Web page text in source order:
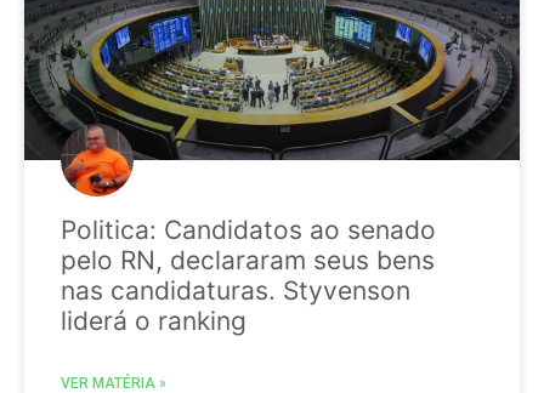
Politica: Candidatos ao senado
pelo RN, declararam seus bens
nas candidaturas. Styvenson
liderá o ranking
VER MATÉRIA »